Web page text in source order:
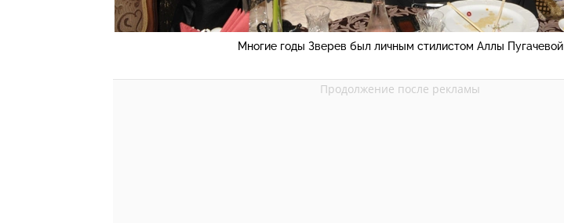
Многие годы Зверев был личным стилистом Аллы Пугачевой